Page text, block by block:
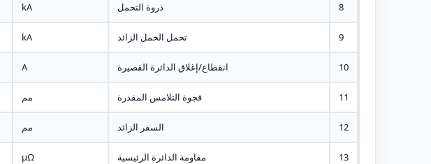
8 ذروة التحمل kA
9 تحمل الحمل الزائد kA
10 انقطاع/إغلاق الدائرة القصيرة A
11 فجوة التلامس المقدرة مم
12 السفر الزائد مم
13 مقاومة الدائرة الرئيسية μΩ